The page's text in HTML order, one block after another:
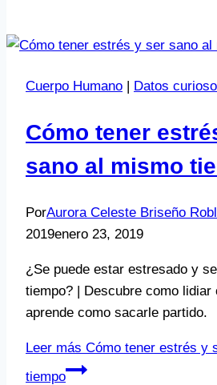
Cuerpo Humano Datos
Cómo tener
sano al mismo
PorAurora Celeste Briseño
2019enero 23, 2019
¿Se puede estar estresado y
tiempo? | Descubre como
aprende como sacarle partido.
Leer más Cómo tener estrés y
tiempo